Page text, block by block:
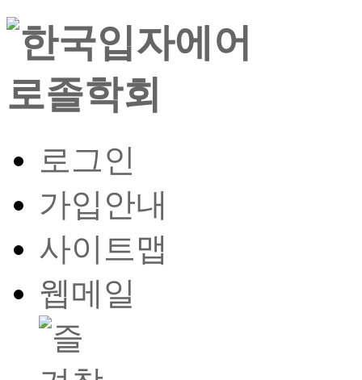
로그인
가입안내
사이트맵
웹메일